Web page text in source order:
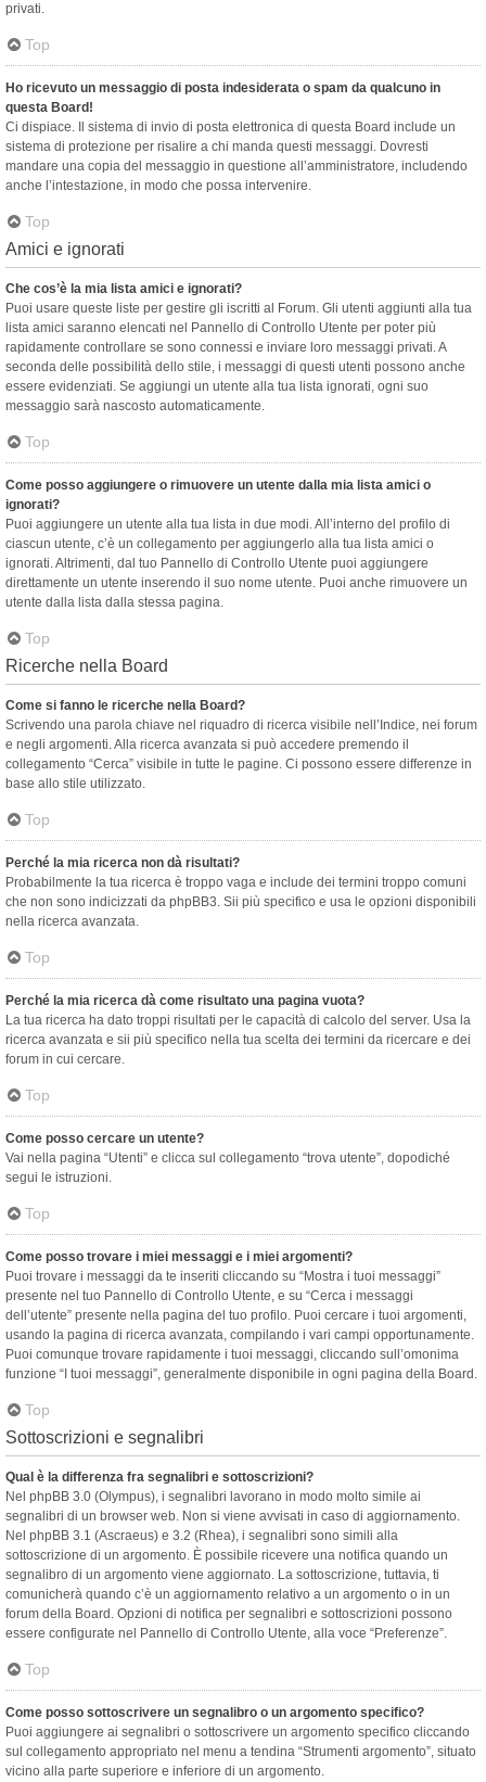
privati​​.
Top
Ho ricevuto un messaggio di posta indesiderata o spam da qualcuno in
questa Board!
Ci dispiace. Il sistema di invio di posta elettronica di questa Board include un
sistema di protezione per risalire a chi manda questi messaggi. Dovresti
mandare una copia del messaggio in questione all’amministratore, includendo
anche l’intestazione, in modo che possa intervenire.
Top
Amici e ignorati
Che cos’è la mia lista amici e ignorati?
Puoi usare queste liste per gestire gli iscritti al Forum. Gli utenti aggiunti alla tua
lista amici saranno elencati nel Pannello di Controllo Utente per poter più
rapidamente controllare se sono connessi e inviare loro messaggi privati. A
seconda delle possibilità dello stile, i messaggi di questi utenti possono anche
essere evidenziati. Se aggiungi un utente alla tua lista ignorati, ogni suo
messaggio sarà nascosto automaticamente.
Top
Come posso aggiungere o rimuovere un utente dalla mia lista amici o
ignorati?
Puoi aggiungere un utente alla tua lista in due modi. All’interno del profilo di
ciascun utente, c’è un collegamento per aggiungerlo alla tua lista amici o
ignorati. Altrimenti, dal tuo Pannello di Controllo Utente puoi aggiungere
direttamente un utente inserendo il suo nome utente. Puoi anche rimuovere un
utente dalla lista dalla stessa pagina.
Top
Ricerche nella Board
Come si fanno le ricerche nella Board?
Scrivendo una parola chiave nel riquadro di ricerca visibile nell’Indice, nei forum
e negli argomenti. Alla ricerca avanzata si può accedere premendo il
collegamento “Cerca” visibile in tutte le pagine. Ci possono essere differenze in
base allo stile utilizzato.
Top
Perché la mia ricerca non dà risultati?
Probabilmente la tua ricerca è troppo vaga e include dei termini troppo comuni
che non sono indicizzati da phpBB3. Sii più specifico e usa le opzioni disponibili
nella ricerca avanzata.
Top
Perché la mia ricerca dà come risultato una pagina vuota?
La tua ricerca ha dato troppi risultati per le capacità di calcolo del server. Usa la
ricerca avanzata e sii più specifico nella tua scelta dei termini da ricercare e dei
forum in cui cercare.
Top
Come posso cercare un utente?
Vai nella pagina “Utenti” e clicca sul collegamento “trova utente”, dopodiché
segui le istruzioni.
Top
Come posso trovare i miei messaggi e i miei argomenti?
Puoi trovare i messaggi da te inseriti cliccando su “Mostra i tuoi messaggi”
presente nel tuo Pannello di Controllo Utente, e su “Cerca i messaggi
dell’utente” presente nella pagina del tuo profilo. Puoi cercare i tuoi argomenti,
usando la pagina di ricerca avanzata, compilando i vari campi opportunamente.
Puoi comunque trovare rapidamente i tuoi messaggi, cliccando sull’omonima
funzione “I tuoi messaggi”, generalmente disponibile in ogni pagina della Board.
Top
Sottoscrizioni e segnalibri
Qual è la differenza fra segnalibri e sottoscrizioni?
Nel phpBB 3.0 (Olympus), i segnalibri lavorano in modo molto simile ai
segnalibri di un browser web. Non si viene avvisati in caso di aggiornamento.
Nel phpBB 3.1 (Ascraeus) e 3.2 (Rhea), i segnalibri sono simili alla
sottoscrizione di un argomento. È possibile ricevere una notifica quando un
segnalibro di un argomento viene aggiornato. La sottoscrizione, tuttavia, ti
comunicherà quando c’è un aggiornamento relativo a un argomento o in un
forum della Board. Opzioni di notifica per segnalibri e sottoscrizioni possono
essere configurate nel Pannello di Controllo Utente, alla voce “Preferenze”.
Top
Come posso sottoscrivere un segnalibro o un argomento specifico?
Puoi aggiungere ai segnalibri o sottoscrivere un argomento specifico cliccando
sul collegamento appropriato nel menu a tendina “Strumenti argomento”, situato
vicino alla parte superiore e inferiore di un argomento.